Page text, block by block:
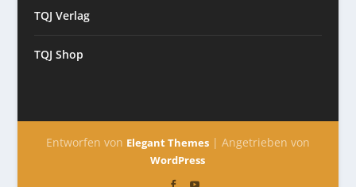
TQJ Verlag
TQJ Shop
Entworfen von Elegant Themes| Angetrieben von
WordPress